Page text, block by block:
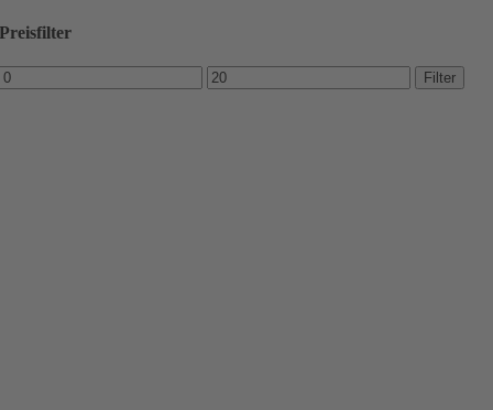
Preisfilter
Max.
Preis
Filter